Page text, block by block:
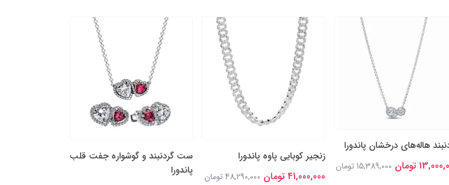
هاله‌های درخشان پاندورا
تومان 15,389,000 تومان
زنجیر کوبایی پاوه پاندورا
41,000,000 تومان 48,290,000 تومان
ست گردنبند و گوشواره جفت قلب
پاندورا